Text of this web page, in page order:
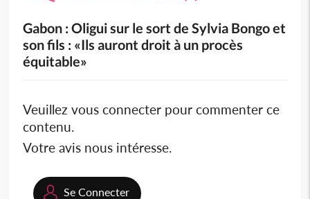
Gabon : Oligui sur le sort de Sylvia Bongo et
son fils : «Ils auront droit à un procès
équitable»
Veuillez vous connecter pour commenter ce
contenu.
Votre avis nous intéresse.
Se Connecter